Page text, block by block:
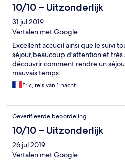
10/10 – Uitzonderlijk
31 jul 2019
Vertalen met Google
Excellent accueil ainsi que le suivi
séjour,beaucoup d'attention et
découvrir.comment rendre un
mauvais temps.
Eric, reis van 1 nacht
Geverifieerde beoordeling
10/10 – Uitzonderlijk
26 jul 2019
Vertalen met Google